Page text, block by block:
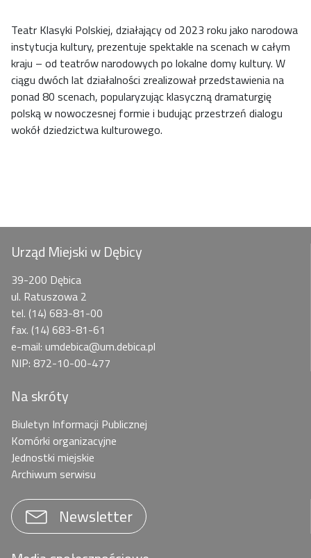
Teatr Klasyki Polskiej, działający od 2023 roku jako narodowa
instytucja kultury, prezentuje spektakle na scenach w całym
kraju – od teatrów narodowych po lokalne domy kultury. W
ciągu dwóch lat działalności zrealizował przedstawienia na
ponad 80 scenach, popularyzując klasyczną dramaturgię
polską w nowoczesnej formie i budując przestrzeń dialogu
wokół dziedzictwa kulturowego.
Urząd Miejski w Dębicy
39-200 Dębica
ul. Ratuszowa 2
tel. (14) 683-81-00
fax. (14) 683-81-61
e-mail: umdebica@um.debica.pl
NIP: 872-10-00-477
Na skróty
Biuletyn Informacji Publicznej
Komórki organizacyjne
Jednostki miejskie
Archiwum serwisu
Newsletter